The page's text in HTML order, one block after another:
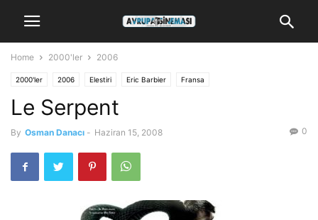
Home 2000'ler 2006
2000'ler 2006 Elestiri Eric Barbier Fransa
Le Serpent
By Osman Danacı - Haziran 15, 2008 0